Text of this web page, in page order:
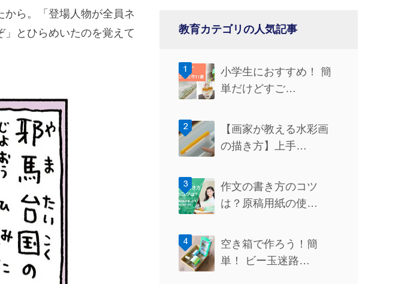
ら。「登場人物が全員ネ
とひらめいたのを覚えて
教育カテゴリの人気記事
小学生におすすめ！ 簡
単だけどすご…
【画家が教える水彩画
の描き方】上手…
作文の書き方のコツ
は？原稿用紙の使…
空き箱で作ろう！簡
単！ ビー玉迷路…